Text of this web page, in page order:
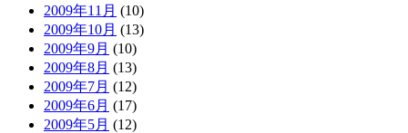
2009年11月 (10)
2009年10月 (13)
2009年9月 (10)
2009年8月 (13)
2009年7月 (12)
2009年6月 (17)
2009年5月 (12)